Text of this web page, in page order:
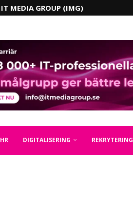
IT MEDIA GROUP (IMG)
HR DIGITALISERING REKRYTERING